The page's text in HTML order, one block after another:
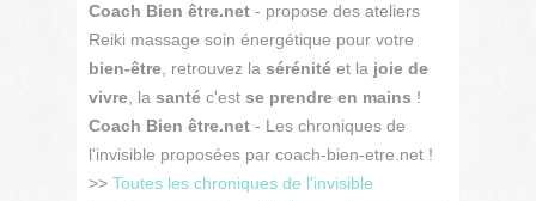
Coach Bien être.net - propose des ateliers
Reiki massage soin énergétique pour votre
bien-être , retrouvez la sérénité et la joie de
vivre , la santé c'est se prendre en mains !
Coach Bien être.net - Les chroniques de
l'invisible proposées par coach-bien-etre.net !
>> Toutes les chroniques de l'invisible